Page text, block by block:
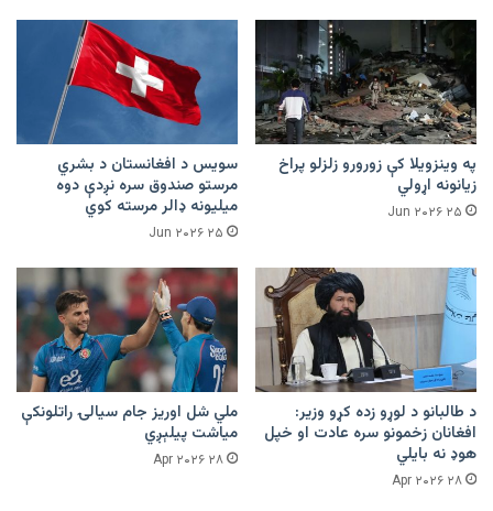
په وینزویلا کې زورورو زلزلو پراخ
زیانونه اړولي
۲۵ Jun ۲۰۲۶
سویس د افغانستان د بشري
مرستو صندوق سره نږدې دوه
میلیونه ډالر مرسته کوي
۲۵ Jun ۲۰۲۶
د طالبانو د لوړو زده کړو وزیر:
افغانان زخمونو سره عادت او خپل
هوډ نه بایلي
۲۸ Apr ۲۰۲۶
ملي شل اوریز جام سیالۍ راتلونکې
میاشت پیلېږي
۲۸ Apr ۲۰۲۶